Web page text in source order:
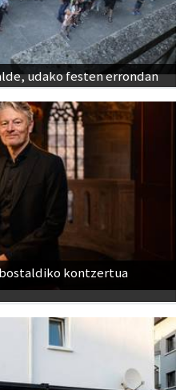
udako festen errondan
kontzertua